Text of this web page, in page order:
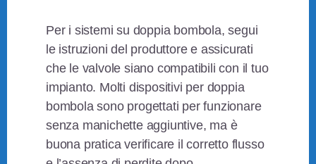
Per i sistemi su doppia bombola, segui
le istruzioni del produttore e assicurati
che le valvole siano compatibili con il tuo
impianto. Molti dispositivi per doppia
bombola sono progettati per funzionare
senza manichette aggiuntive, ma è
buona pratica verificare il corretto flusso